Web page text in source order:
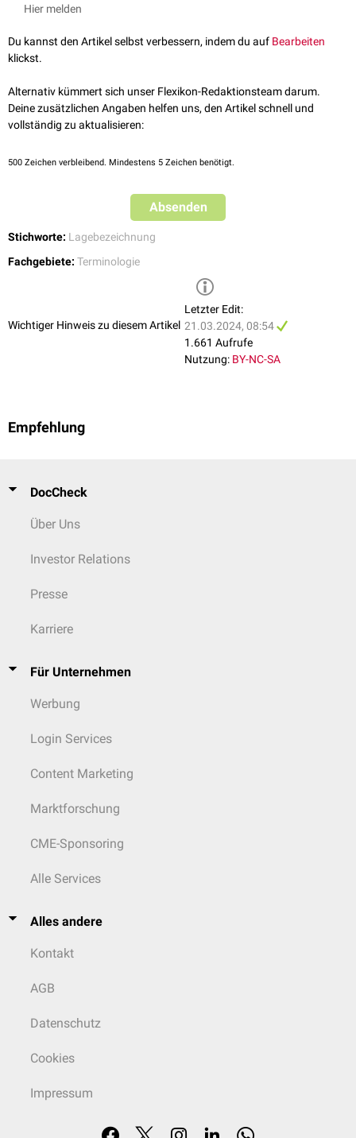
Hier melden
Du kannst den Artikel selbst verbessern, indem du auf Bearbeiten
klickst.
Alternativ kümmert sich unser Flexikon-Redaktionsteam darum.
Deine zusätzlichen Angaben helfen uns, den Artikel schnell und
vollständig zu aktualisieren:
500 Zeichen verbleibend. Mindestens 5 Zeichen benötigt.
Absenden
Stichworte: Lagebezeichnung
Fachgebiete: Terminologie
Wichtiger Hinweis zu diesem Artikel
Letzter Edit:
21.03.2024, 08:54
1.661 Aufrufe
Nutzung: BY-NC-SA
Empfehlung
DocCheck
Über Uns
Investor Relations
Presse
Karriere
Für Unternehmen
Werbung
Login Services
Content Marketing
Marktforschung
CME-Sponsoring
Alle Services
Alles andere
Kontakt
AGB
Datenschutz
Cookies
Impressum